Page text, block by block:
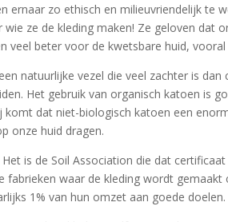
ernaar zo ethisch en milieuvriendelijk te
ze de kleding maken! Ze geloven dat
veel beter voor de kwetsbare huid,
natuurlijke vezel die veel zachter is
Het gebruik van organisch katoen is
dat niet-biologisch katoen een
onze huid dragen.
is de Soil Association die dat
fabrieken waar de kleding wordt
1% van hun omzet aan goede doelen.